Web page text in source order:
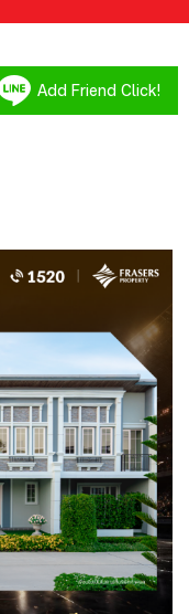
Add Friend Click!